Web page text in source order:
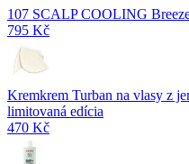
107 SCALP COOLING
795 Kč
Kremkrem Turban na vlasy z
limitovaná edícia
470 Kč